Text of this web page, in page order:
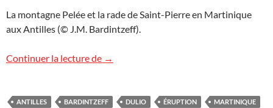
La montagne Pelée et la rade de Saint-Pierre en Martinique
aux Antilles (© J.M. Bardintzeff).
Continuer la lecture de Anniversaire de l’éruption de la
→
ANTILLES BARDINTZEFF DULIO ÉRUPTION
MARTINIQUE